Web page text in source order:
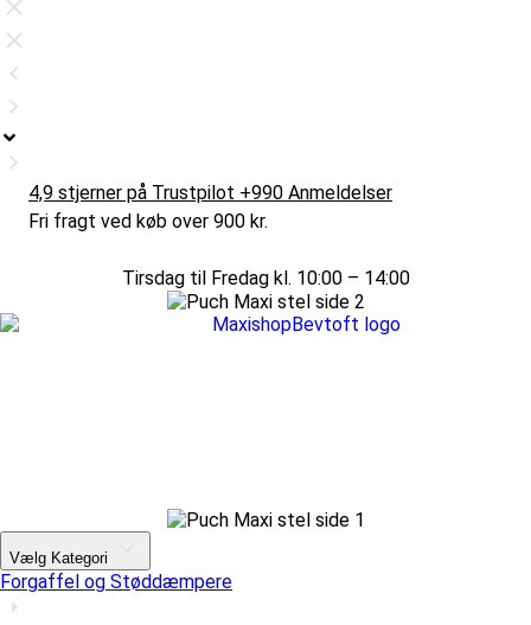
4,9 stjerner på Trustpilot +990 Anmeldelser
Fri fragt ved køb over 900 kr.
Tirsdag til Fredag kl. 10:00 – 14:00
Vælg Kategori
Forgaffel og Støddæmpere